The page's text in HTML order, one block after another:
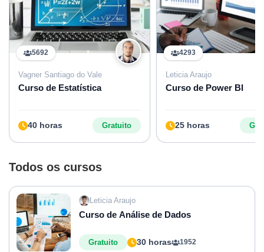
5692
Vagner Santiago do Vale
Curso de Estatística
40 horas Gratuito
4293
Leticia Araujo
Curso de Power BI
25 horas
Todos os cursos
Leticia Araujo
Curso de Análise de Dados
30 horas
Gratuito 1952